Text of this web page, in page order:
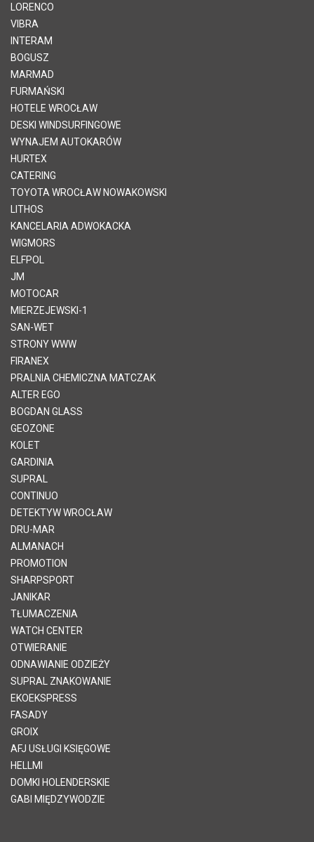
LORENCO
VIBRA
INTERAM
BOGUSZ
MARMAD
FURMAŃSKI
HOTELE WROCŁAW
DESKI WINDSURFINGOWE
WYNAJEM AUTOKARÓW
HURTEX
CATERING
TOYOTA WROCŁAW NOWAKOWSKI
LITHOS
KANCELARIA ADWOKACKA
WIGMORS
ELFPOL
JM
MOTOCAR
MIERZEJEWSKI-1
SAN-WET
STRONY WWW
FIRANEX
PRALNIA CHEMICZNA MATCZAK
ALTER EGO
BOGDAN GLASS
GEOZONE
KOLET
GARDINIA
SUPRAL
CONTINUO
DETEKTYW WROCŁAW
DRU-MAR
ALMANACH
PROMOTION
SHARPSPORT
JANIKAR
TŁUMACZENIA
WATCH CENTER
OTWIERANIE
ODNAWIANIE ODZIEŻY
SUPRAL ZNAKOWANIE
EKOEKSPRESS
FASADY
GROIX
AFJ USŁUGI KSIĘGOWE
HELLMI
DOMKI HOLENDERSKIE
GABI MIĘDZYWODZIE